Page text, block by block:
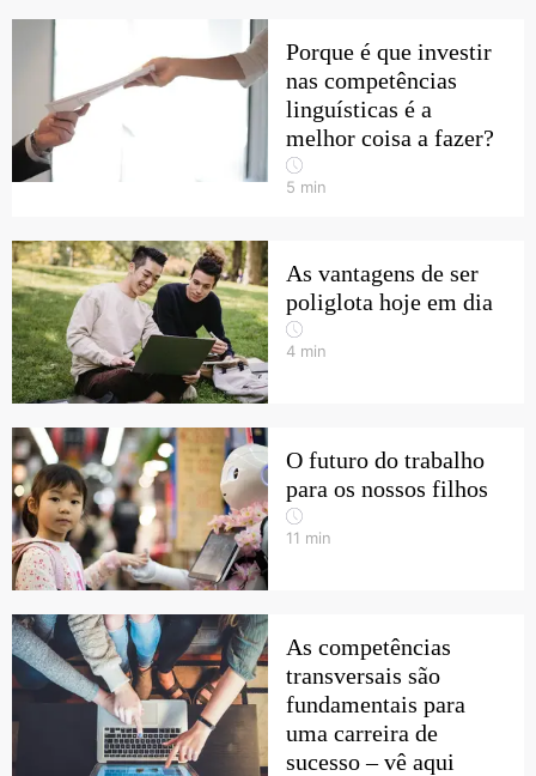
Porque é que investir
nas competências
linguísticas é a
melhor coisa a fazer?
5 min
As vantagens de ser
poliglota hoje em dia
4 min
O futuro do trabalho
para os nossos filhos
11 min
As competências
transversais são
fundamentais para
uma carreira de
sucesso – vê aqui